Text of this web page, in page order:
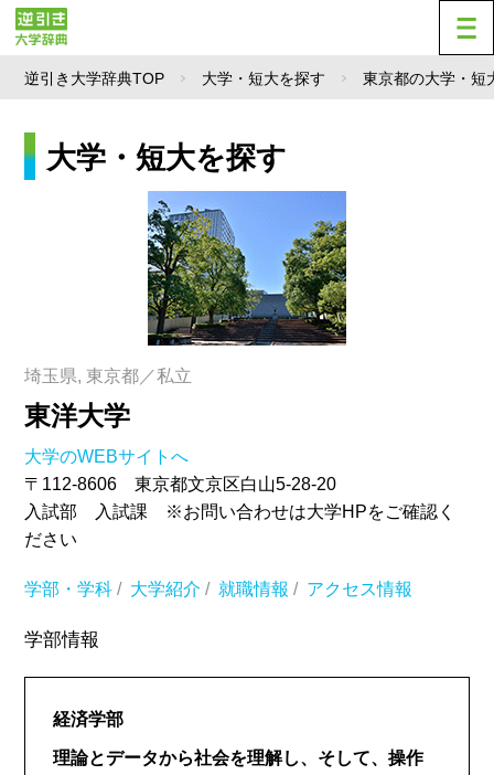
逆引き大学辞典TOP 大学・短大を探す 東京都の大学・短
大学・短大を探す
埼玉県, 東京都／私立
東洋大学
大学のWEBサイトへ
〒112-8606 東京都文京区白山5-28-20
入試部 入試課 ※お問い合わせは大学HPをご確認く
ださい
学部・学科 / 大学紹介 / 就職情報 / アクセス情報
学部情報
経済学部
理論とデータから社会を理解し、そして、操作